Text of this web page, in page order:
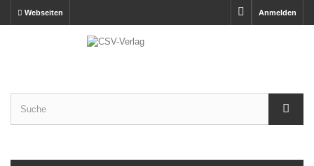
Anmelden
Webseiten